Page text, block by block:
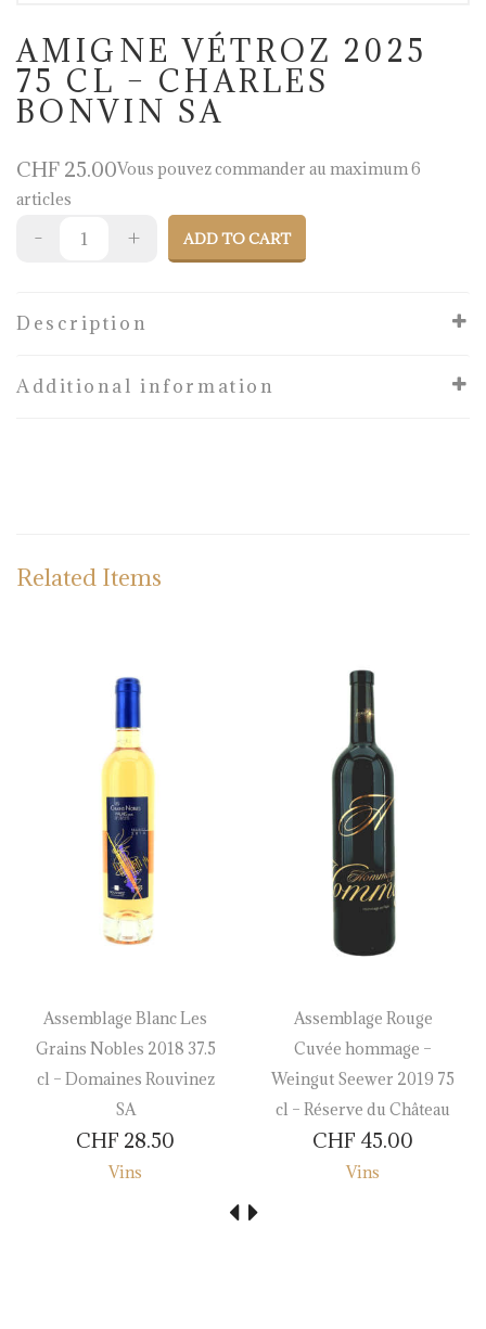
AMIGNE VÉTROZ 2025
75 CL – CHARLES
BONVIN SA
CHF 25.00Vous pouvez commander au maximum 6
articles
ADD TO CART
Description
Additional information
Related Items
Assemblage Blanc Les
Grains Nobles 2018 37.5
cl – Domaines Rouvinez
SA
CHF 28.50
Vins
Assemblage Rouge
Cuvée hommage –
Weingut Seewer 2019 75
cl – Réserve du Château
CHF 45.00
Vins